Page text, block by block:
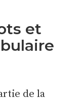
et
de la